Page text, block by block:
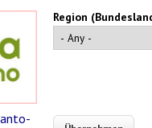
Region